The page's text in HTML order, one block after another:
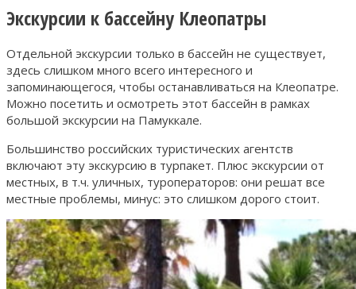
Экскурсии к бассейну Клеопатры
Отдельной экскурсии только в бассейн не существует,
здесь слишком много всего интересного и
запоминающегося, чтобы останавливаться на Клеопатре.
Можно посетить и осмотреть этот бассейн в рамках
большой экскурсии на Памуккале.
Большинство российских туристических агентств
включают эту экскурсию в турпакет. Плюс экскурсии от
местных, в т.ч. уличных, туроператоров: они решат все
местные проблемы, минус: это слишком дорого стоит.